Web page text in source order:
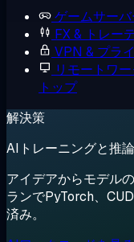
ゲームサーバ
FX & トレー
VPN & プラ
リモートワ
トップ
解決策
AIトレーニングと推論
アイデアからモデル
ランでPyTorch、
済み。